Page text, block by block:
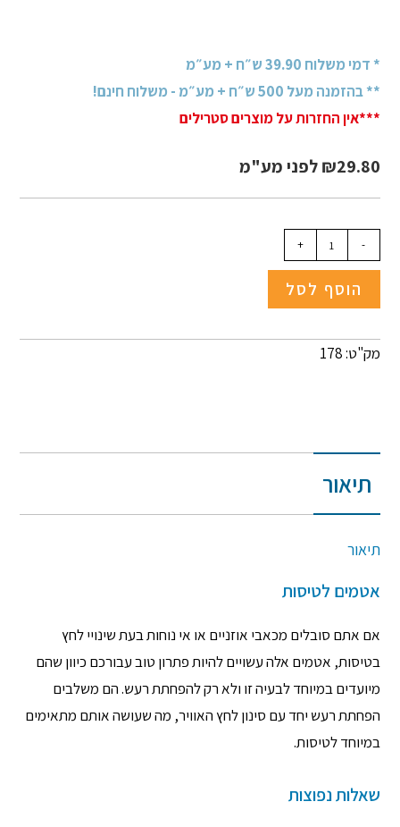
* דמי משלוח 39.90 ש״ח + מע״מ
** בהזמנה מעל 500 ש״ח + מע״מ - משלוח חינם!
***אין החזרות על מוצרים סטרילים
₪29.80 לפני מע"מ
-
+
הוסף לסל
מק"ט: 178
תיאור
תיאור
אטמים לטיסות
אם אתם סובלים מכאבי אוזניים או אי נוחות בעת שינויי לחץ
בטיסות, אטמים אלה עשויים להיות פתרון טוב עבורכם כיוון שהם
מיועדים במיוחד לבעיה זו ולא רק להפחתת רעש. הם משלבים
הפחתת רעש יחד עם סינון לחץ האוויר, מה שעושה אותם מתאימים
במיוחד לטיסות.
שאלות נפוצות